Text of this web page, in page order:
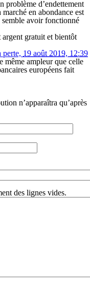
problème d’endettement
en abondance est
semble avoir fonctionné
gratuit et bientôt
perte, 19 août 2019, 12:39
même ampleur que celle
européens fait
n’apparaîtra qu’après
des lignes vides.